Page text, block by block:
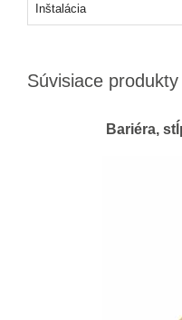
Inštalácia
Súvisiace produkty
Bariéra,